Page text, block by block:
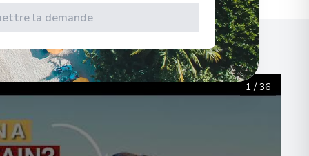
-21/11/2027 06:00
informations
-21/11/2027 08:15
1 / 36
la demande